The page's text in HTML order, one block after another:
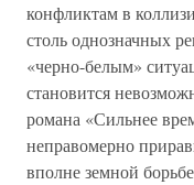
конфликтам в
столь однозначных
«черно-белым»
становится
романа «Сильнее
неправомерно
вполне земной